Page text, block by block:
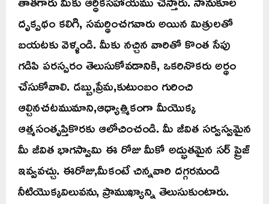
దృక్పథం కలిగి, సమర్థించగవారు అయిన మిత్రులతో
బయటకు వెళ్ళండి. మీకు నచ్చిన వారితో కొంత సేపు
గడిపి పరస్పరం తెలుసుకోవడానికి, ఒకరినొకరు అర్థం
చేసుకోవాలి. డబ్బు,ప్రేమ,కుటుంబం గురించి
ఆల్చినచటముమాని,ఆధ్యాత్మికంగా మీయొక్క
ఆత్మసంతృప్తికొరకు ఆలోచించండి. మీ జీవిత సర్వస్వమైన
మీ జీవిత భాగస్వామి ఈ రోజు మీకో అద్భుతమైన సర్ ప్రైజ్
ఇవ్వవచ్చు. ఈరోజు,మీకంటే చిన్నవారి దగ్గరనుండి
నీటియొక్కవిలువను, ప్రాముఖ్యాన్ని తెలుసుకుంటారు.